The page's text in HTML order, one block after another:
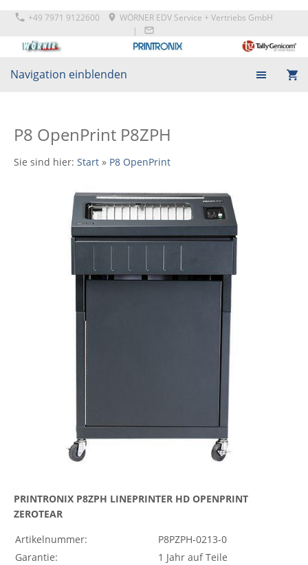
+49 7971 9122600
WÖRNER EDV Service + Vertriebs GmbH
|
Navigation einblenden
P8 OpenPrint P8ZPH
Sie sind hier: Start » P8 OpenPrint
PRINTRONIX P8ZPH LINEPRINTER HD OPENPRINT
ZEROTEAR
Artikelnummer:
P8PZPH-0213-0
Garantie:
1 Jahr auf Teile